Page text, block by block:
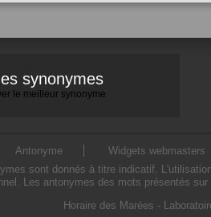
synonymes
le meilleur synonyme
Antonyme Widgets webmasters
sont donnés à titre indicatif.
Les antonymes des mots présentés
Horaire des Marées -